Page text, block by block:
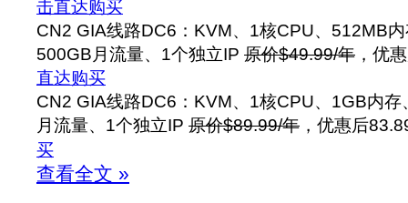
击直达购买
CN2 GIA线路DC6：KVM、1核CPU、512MB
500GB月流量、1个独立IP 原价$49.99/年 ，优
直达购买
CN2 GIA线路DC6：KVM、1核CPU、1GB内
月流量、1个独立IP 原价$89.99/年 ，优惠后
买
查看全文 »